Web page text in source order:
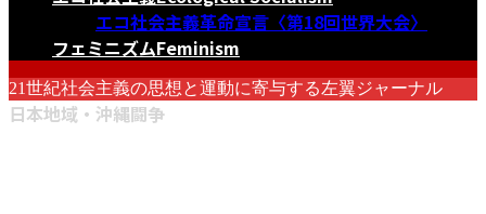
エコ社会主義革命宣言〈第18回世界大会〉
フェミニズムFeminism
21世紀社会主義の思想と運動に寄与する左翼ジャーナル
日本地域・沖縄闘争